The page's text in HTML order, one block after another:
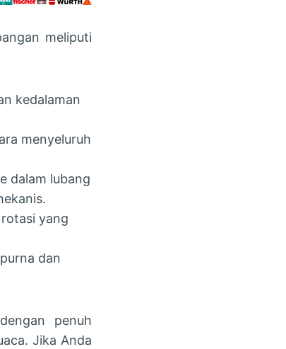
meliputi
kedalaman
menyeluruh
dalam lubang
yang
dan
penuh
Jika Anda